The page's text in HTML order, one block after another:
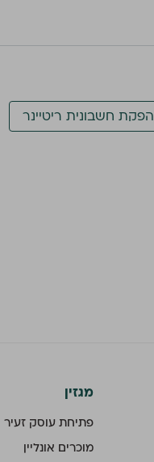
הפקת חשבונית ריטיינר
מגזין
פתיחת עוסק זעיר
מוכרים אונליין